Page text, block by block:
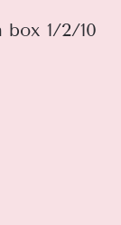
1/2/10